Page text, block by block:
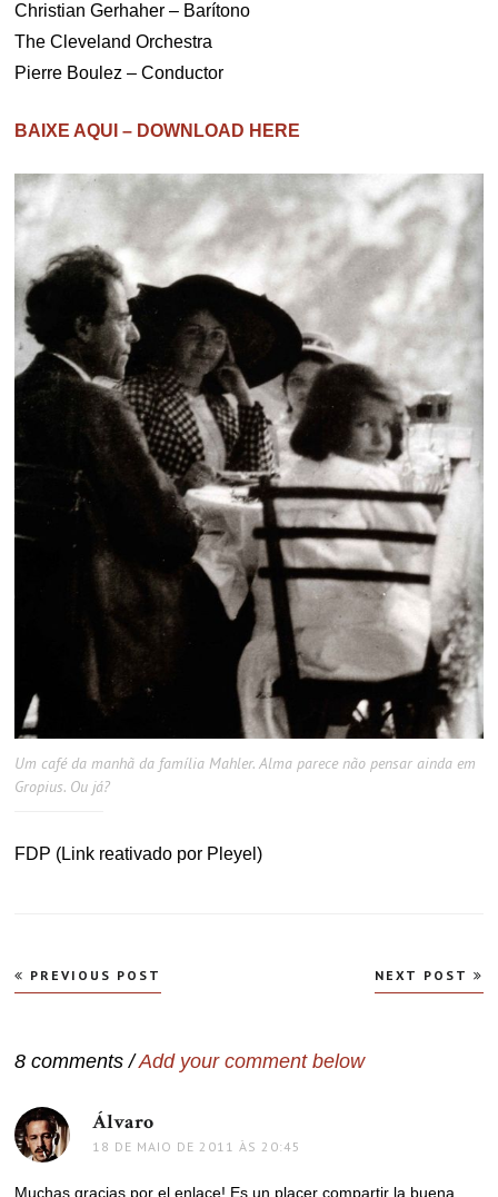
Christian Gerhaher – Barítono
The Cleveland Orchestra
Pierre Boulez – Conductor
BAIXE AQUI – DOWNLOAD HERE
Um café da manhã da família Mahler. Alma parece não pensar ainda em
Gropius. Ou já?
FDP (Link reativado por Pleyel)
Navegação
de
PREVIOUS POST NEXT POST
8 comments /Add your comment below
Álvaro
18 DE MAIO DE 2011 ÀS 20:45
Muchas gracias por el enlace! Es un placer compartir la buena